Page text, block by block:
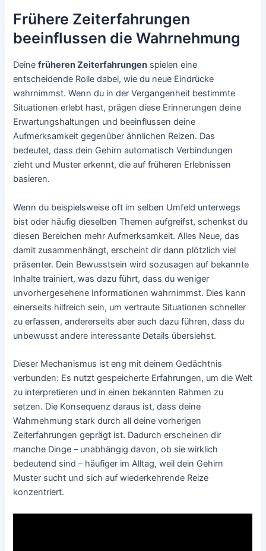
Frühere Zeiterfahrungen
beeinflussen die Wahrnehmung
Deinefrüheren Zeiterfahrungen spielen eine
entscheidende Rolle dabei, wie du neue Eindrücke
wahrnimmst. Wenn du in der Vergangenheit bestimmte
Situationen erlebt hast, prägen diese Erinnerungen deine
Erwartungshaltungen und beeinflussen deine
Aufmerksamkeit gegenüber ähnlichen Reizen. Das
bedeutet, dass dein Gehirn automatisch Verbindungen
zieht und Muster erkennt, die auf früheren Erlebnissen
basieren.
Wenn du beispielsweise oft im selben Umfeld unterwegs
bist oder häufig dieselben Themen aufgreifst, schenkst du
diesen Bereichen mehr Aufmerksamkeit. Alles Neue, das
damit zusammenhängt, erscheint dir dann plötzlich viel
präsenter. Dein Bewusstsein wird sozusagen auf bekannte
Inhalte trainiert, was dazu führt, dass du weniger
unvorhergesehene Informationen wahrnimmst. Dies kann
einerseits hilfreich sein, um vertraute Situationen schneller
zu erfassen, andererseits aber auch dazu führen, dass du
unbewusst andere interessante Details übersiehst.
Dieser Mechanismus ist eng mit deinem Gedächtnis
verbunden: Es nutzt gespeicherte Erfahrungen, um die Welt
zu interpretieren und in einen bekannten Rahmen zu
setzen. Die Konsequenz daraus ist, dass deine
Wahrnehmung stark durch all deine vorherigen
Zeiterfahrungen geprägt ist. Dadurch erscheinen dir
manche Dinge – unabhängig davon, ob sie wirklich
bedeutend sind – häufiger im Alltag, weil dein Gehirn
Muster sucht und sich auf wiederkehrende Reize
konzentriert.